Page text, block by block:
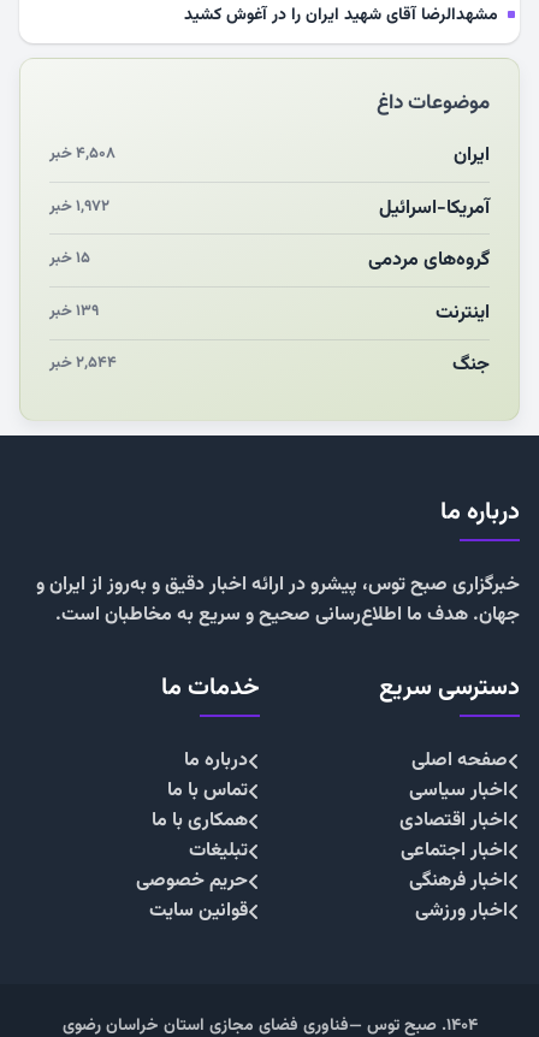
مشهدالرضا آقای شهید ایران را در آغوش کشید
مکن ای صبح طلوع
چرایی «استقبال از آقای ایران»
انقلاب مردمی و مردم انقلابی
مرگ خاموش زیست‌محیطی در منطقه تربت‌جام
چو‌ن‌وچرا در «علی‌الاصول» یا انتظار برای تحقق شروط
موضوعات داغ
ایران ۴,۵۰۸ خبر
آمریکا-اسرائیل ۱,۹۷۲ خبر
گروه‌های مردمی ۱۵ خبر
اینترنت ۱۳۹ خبر
جنگ ۲,۵۴۴ خبر
درباره ما
خبرگزاری صبح توس، پیشرو در ارائه اخبار دقیق و به‌روز از ایران و
جهان. هدف ما اطلاع‌رسانی صحیح و سریع به مخاطبان است.
دسترسی سریع
صفحه اصلی
اخبار سیاسی
اخبار اقتصادی
اخبار اجتماعی
اخبار فرهنگی
اخبار ورزشی
خدمات ما
درباره ما
تماس با ما
همکاری با ما
تبلیغات
حریم خصوصی
قوانین سایت
۱۴۰۴. صبح توس —فناوری فضای مجازی استان خراسان رضوی